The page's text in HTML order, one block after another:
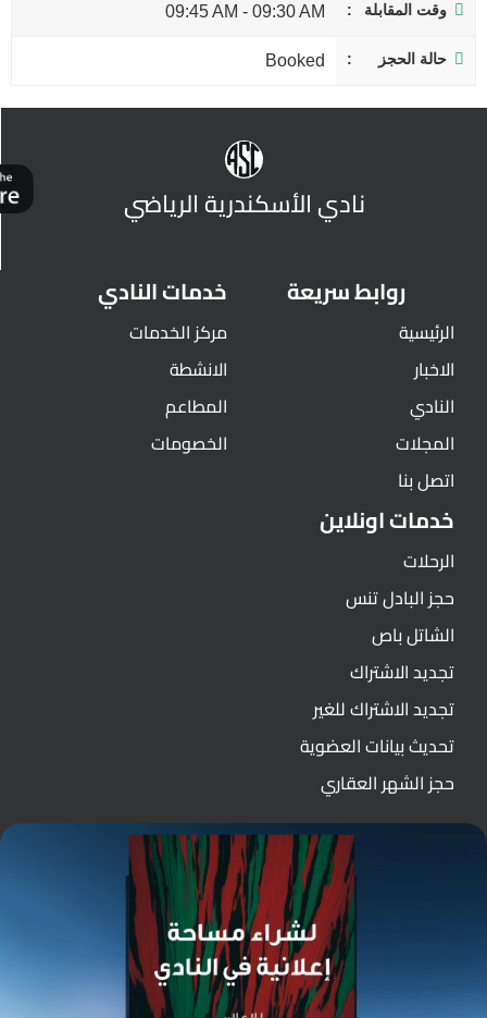
وقت المقابلة 09:30 AM
-
09:45 AM
حالة الحجز Booked
نادي الأسكندرية الرياضي
روابط سريعة
الرئيسية
الاخبار
النادي
المجلات
اتصل بنا
خدمات النادي
مركز الخدمات
الانشطة
المطاعم
الخصومات
خدمات اونلاين
الرحلات
حجز البادل تنس
الشاتل باص
تجديد الاشتراك
تجديد الاشتراك للغير
تحديث بيانات العضوية
حجز الشهر العقاري